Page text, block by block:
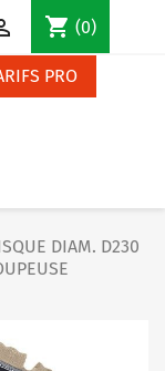
shopping_cart (0)
PRO
DIAM. D230